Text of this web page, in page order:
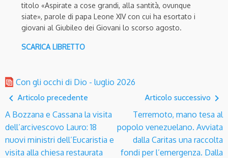
titolo «Aspirate a cose grandi, alla santità, ovunque
siate», parole di papa Leone XIV con cui ha esortato i
giovani al Giubileo dei Giovani lo scorso agosto.
SCARICA LIBRETTO
Con gli occhi di Dio - luglio 2026
navigate_before Articolo precedente
A Bozzana e Cassana la visita
dell’arcivescovo Lauro: 18
nuovi ministri dell’Eucaristia e
visita alla chiesa restaurata
Articolo successivo navigate_next
Terremoto, mano tesa al
popolo venezuelano. Avviata
dalla Caritas una raccolta
fondi per l’emergenza. Dalla